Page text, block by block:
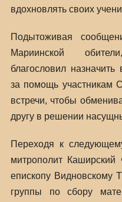
вдохновлять своих
Подытоживая
Мариинской
благословил
за помощь участникам
встречи, чтобы
другу в решении
Переходя к
митрополит Каширский
епископу Видновскому
группы по сбору